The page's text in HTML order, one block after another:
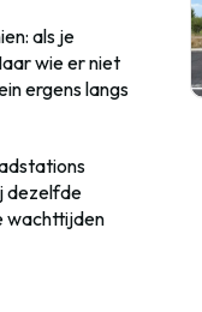
als je
wie er niet
ergens langs
dezelfde
wachttijden